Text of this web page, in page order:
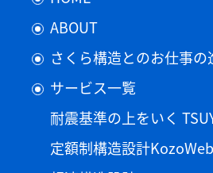
ABOUT
さくら構造とのお仕事の
サービス一覧
耐震基準の上をいく
定額制構造設計KozoWeb